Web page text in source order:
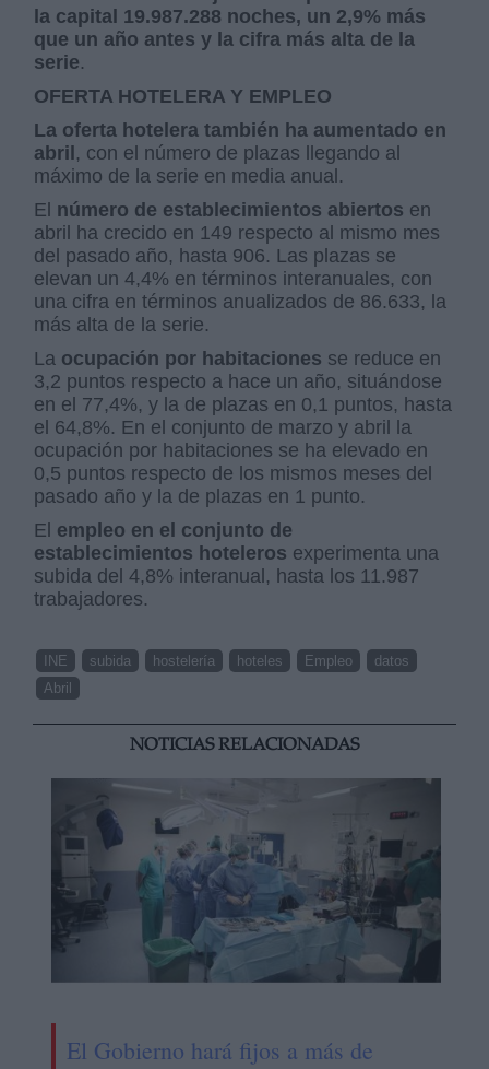
la capital 19.987.288 noches, un 2,9% más
que un año antes y la cifra más alta de la
serie.
OFERTA HOTELERA Y EMPLEO
La oferta hotelera también ha aumentado en
abril , con el número de plazas llegando al
máximo de la serie en media anual.
El número de establecimientos abiertos en
abril ha crecido en 149 respecto al mismo mes
del pasado año, hasta 906. Las plazas se
elevan un 4,4% en términos interanuales, con
una cifra en términos anualizados de 86.633, la
más alta de la serie.
La ocupación por habitaciones se reduce en
3,2 puntos respecto a hace un año, situándose
en el 77,4%, y la de plazas en 0,1 puntos, hasta
el 64,8%. En el conjunto de marzo y abril la
ocupación por habitaciones se ha elevado en
0,5 puntos respecto de los mismos meses del
pasado año y la de plazas en 1 punto.
El empleo en el conjunto de
establecimientos hoteleros experimenta una
subida del 4,8% interanual, hasta los 11.987
trabajadores.
INE subida hostelería hoteles Empleo
datos
Abril
NOTICIAS RELACIONADAS
El Gobierno hará fijos a más de